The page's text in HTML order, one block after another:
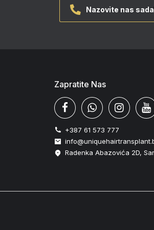
Nazovite nas
Zapratite Nas
+387 61 573 777
Radenka Abazovića 2D,